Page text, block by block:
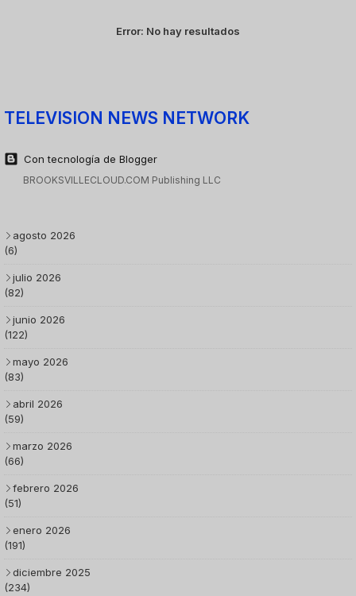
Error: No hay resultados
TELEVISION NEWS NETWORK
Con tecnología de Blogger
BROOKSVILLECLOUD.COM Publishing LLC
agosto 2026
(6)
julio 2026
(82)
junio 2026
(122)
mayo 2026
(83)
abril 2026
(59)
marzo 2026
(66)
febrero 2026
(51)
enero 2026
(191)
diciembre 2025
(234)